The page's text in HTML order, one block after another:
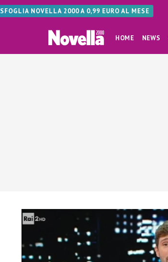
SFOGLIA NOVELLA 2000 A 0,99 EURO AL MESE
HOME NEWS